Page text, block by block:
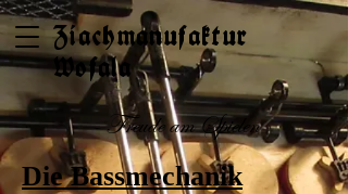
Ziachmanufaktur
Wofala
- Freude am Spielen
Die Bassmechanik